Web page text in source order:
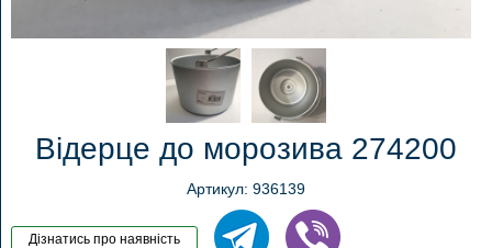
Відерце до морозива 274200
Артикул: 936139